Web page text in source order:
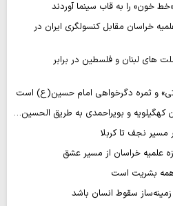
خون» را به قاب سینما آوردند
خراسان مقابل کنسولگری ایران در
های لبنان و فلسطین در برابر
و ثمره دگرخواهی امام حسین(ع) است
نجف تا کربلا
علمیه خراسان از مسیر عشق
بشریت است
سقوط انسان باشد